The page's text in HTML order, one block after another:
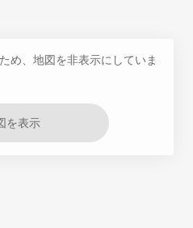
め、地図を非表示にしていま
を表示